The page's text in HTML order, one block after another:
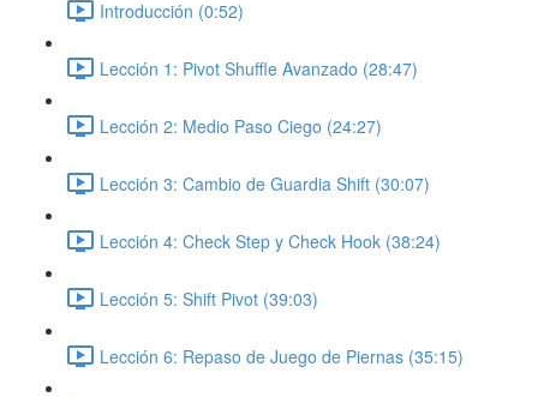
Introducción (0:52)
Lección 1: Pivot Shuffle Avanzado (28:47)
Lección 2: Medio Paso Ciego (24:27)
Lección 3: Cambio de Guardia Shift (30:07)
Lección 4: Check Step y Check Hook (38:24)
Lección 5: Shift Pivot (39:03)
Lección 6: Repaso de Juego de Piernas (35:15)